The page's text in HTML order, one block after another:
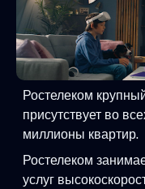
Ростелеком
присутствует во
миллионы квартир.
Ростелеком
услуг